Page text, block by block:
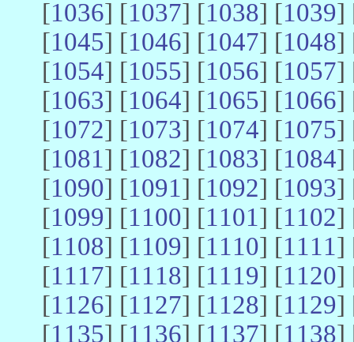
[1036] [1037] [1038] [1039]
[1045] [1046] [1047] [1048]
[1054] [1055] [1056] [1057]
[1063] [1064] [1065] [1066]
[1072] [1073] [1074] [1075]
[1081] [1082] [1083] [1084]
[1090] [1091] [1092] [1093]
[1099] [1100] [1101] [1102]
[1108] [1109] [1110] [1111]
[1117] [1118] [1119] [1120]
[1126] [1127] [1128] [1129]
[1135] [1136] [1137] [1138]